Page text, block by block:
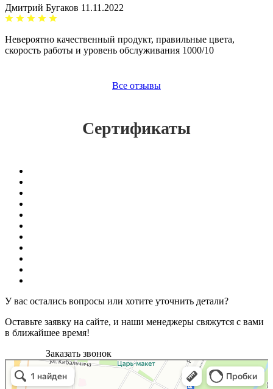
Дмитрий Бугаков 11.11.2022
Невероятно качественный продукт, правильные цвета,
скорость работы и уровень обслуживания 1000/10
Все отзывы
Сертификаты
У вас остались вопросы или хотите уточнить детали?
Оставьте заявку на сайте, и наши менеджеры свяжутся с вами
в ближайшее время!
Заказать звонок
МакФлаг
Широкоформатная печать в Москве
Полиграфические услуги в Москве